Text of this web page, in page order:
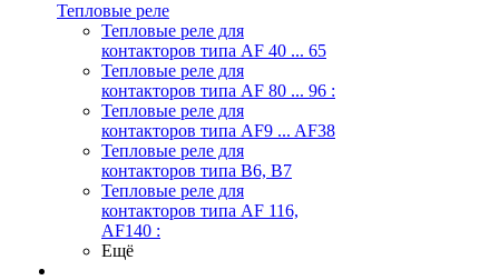
Тепловые реле
Тепловые реле для
контакторов типа AF 40 ... 65
Тепловые реле для
контакторов типа AF 80 ... 96 :
Тепловые реле для
контакторов типа AF9 ... AF38
Тепловые реле для
контакторов типа В6, В7
Тепловые реле для
контакторов типа AF 116,
AF140 :
Ещё